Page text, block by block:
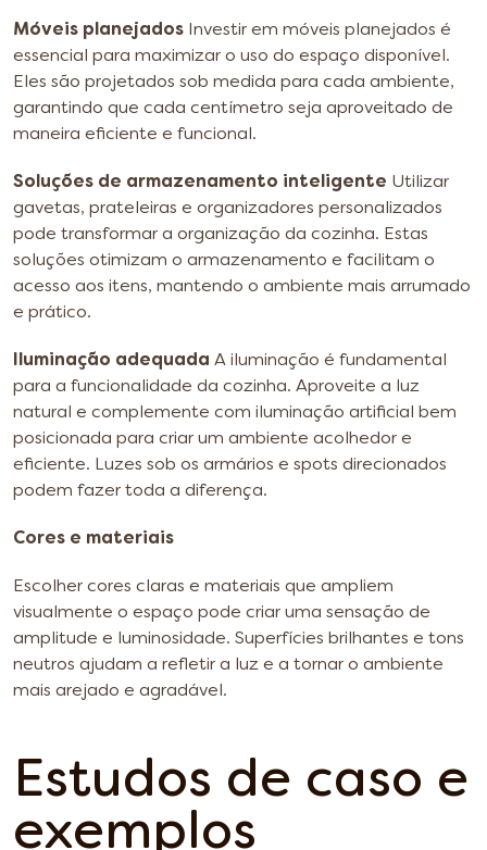
Móveis planejados Investir em móveis planejados é
essencial para maximizar o uso do espaço disponível.
Eles são projetados sob medida para cada ambiente,
garantindo que cada centímetro seja aproveitado de
maneira eficiente e funcional.
Soluções de armazenamento inteligente Utilizar
gavetas, prateleiras e organizadores personalizados
pode transformar a organização da cozinha. Estas
soluções otimizam o armazenamento e facilitam o
acesso aos itens, mantendo o ambiente mais arrumado
e prático.
Iluminação adequada A iluminação é fundamental
para a funcionalidade da cozinha. Aproveite a luz
natural e complemente com iluminação artificial bem
posicionada para criar um ambiente acolhedor e
eficiente. Luzes sob os armários e spots direcionados
podem fazer toda a diferença.
Cores e materiais
Escolher cores claras e materiais que ampliem
visualmente o espaço pode criar uma sensação de
amplitude e luminosidade. Superfícies brilhantes e tons
neutros ajudam a refletir a luz e a tornar o ambiente
mais arejado e agradável.
Estudos de caso e
exemplos